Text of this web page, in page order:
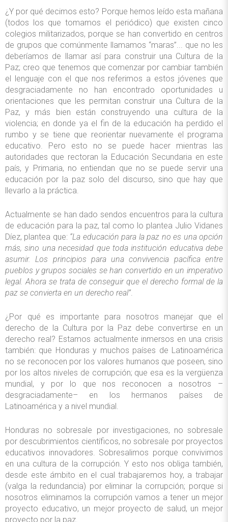
¿Y por qué decimos esto? Porque hemos leído esta mañana
(todos los que tomamos el periódico) que existen cinco
colegios militarizados, porque se han convertido en centros
de grupos que comúnmente llamamos “maras”... que no les
deberíamos de llamar así para construir una Cultura de la
Paz; creo que tenemos que comenzar por cambiar también
el lenguaje con el que nos referimos a estos jóvenes que
desgraciadamente no han encontrado oportunidades u
orientaciones que les permitan construir una Cultura de la
Paz, y más bien están construyendo una cultura de la
violencia; en donde ya el fin de la educación ha perdido el
rumbo y se tiene que reorientar nuevamente el programa
educativo. Pero esto no se puede hacer mientras las
autoridades que rectoran la Educación Secundaria en este
país, y Primaria, no entiendan que no se puede servir una
educación por la paz solo del discurso, sino que hay que
llevarlo a la práctica.
Actualmente se han dado sendos encuentros para la cultura
de educación para la paz, tal como lo plantea Julio Vidanes
Díez, plantea que: “La educación para la paz no es una opción
más, sino una necesidad que toda institución educativa debe
asumir. Los principios para una convivencia pacífica entre
pueblos y grupos sociales se han convertido en un imperativo
legal. Ahora se trata de conseguir que el derecho formal de la
paz se convierta en un derecho real”.
¿Por qué es importante para nosotros manejar que el
derecho de la Cultura por la Paz debe convertirse en un
derecho real? Estamos actualmente inmersos en una crisis
también: que Honduras y muchos países de Latinoamérica
no se reconocen por los valores humanos que poseen, sino
por los altos niveles de corrupción; que esa es la vergüenza
mundial, y por lo que nos reconocen a nosotros –
desgraciadamente– en los hermanos países de
Latinoamérica y a nivel mundial.
Honduras no sobresale por investigaciones, no sobresale
por descubrimientos científicos, no sobresale por proyectos
educativos innovadores. Sobresalimos porque convivimos
en una cultura de la corrupción. Y esto nos obliga también,
desde este ámbito en el cual trabajaremos hoy, a trabajar
(valga la redundancia) por eliminar la corrupción; porque si
nosotros eliminamos la corrupción vamos a tener un mejor
proyecto educativo, un mejor proyecto de salud, un mejor
proyecto por la paz.